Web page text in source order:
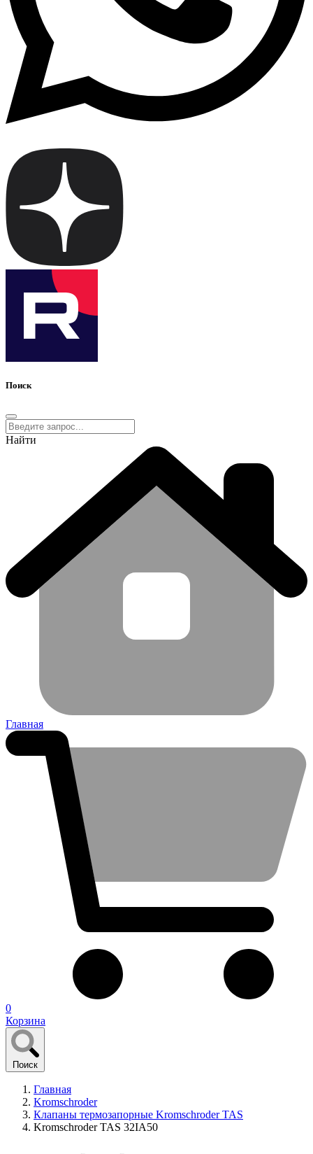
Поиск
Найти
Главная
0
Корзина
Поиск
Главная
Kromschroder
Клапаны термозапорные Kromschroder TAS
Kromschroder TAS 32IA50